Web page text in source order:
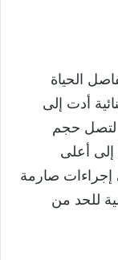
الحياة
أدت إلى
لتصل حجم
إلى أعلى
إجراءات صارمة
للحد من